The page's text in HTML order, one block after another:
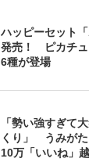
ハッピーセット
発売！ ピカチュ
6種が登場
「勢い強すぎて
くり」 うみがた
10万「いいね」